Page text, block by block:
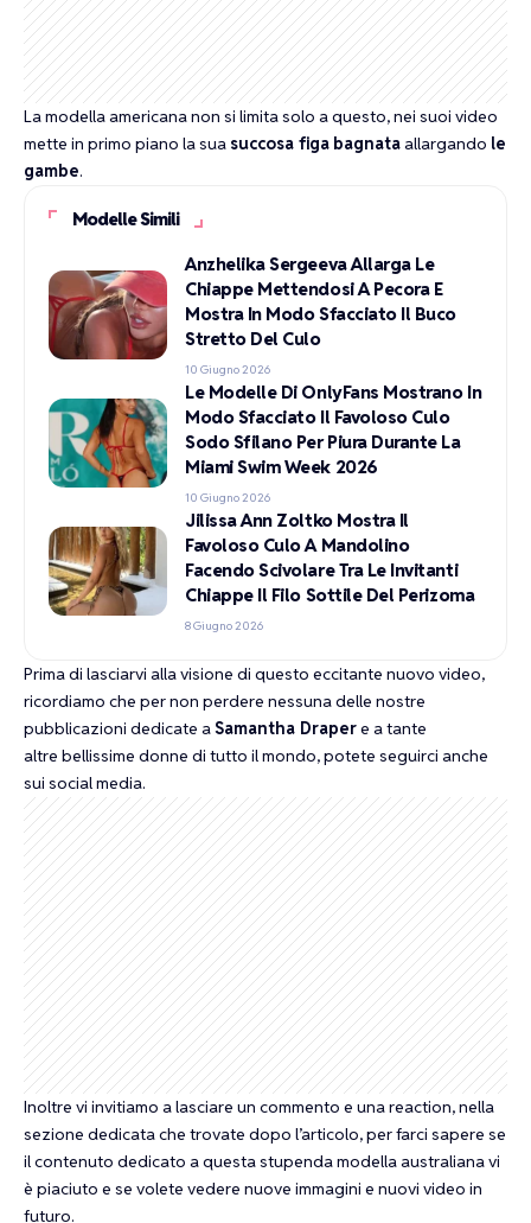
La modella americana non si limita solo a questo, nei suoi video
mette in primo piano la sua succosa figa bagnataallargando le
gambe.
Modelle Simili
Anzhelika Sergeeva Allarga Le
Chiappe Mettendosi A Pecora E
Mostra In Modo Sfacciato Il Buco
Stretto Del Culo
10 Giugno 2026
Le Modelle Di OnlyFans Mostrano In
Modo Sfacciato Il Favoloso Culo
Sodo Sfilano Per Piura Durante La
Miami Swim Week 2026
10 Giugno 2026
Jilissa Ann Zoltko Mostra Il
Favoloso Culo A Mandolino
Facendo Scivolare Tra Le Invitanti
Chiappe Il Filo Sottile Del Perizoma
8 Giugno 2026
Prima di lasciarvi alla visione di questo eccitante nuovo video,
ricordiamo che per non perdere nessuna delle nostre
pubblicazioni dedicate aSamantha Drapere a tante
altre bellissime donne di tutto il mondo, potete seguirci anche
sui social media.
Inoltre vi invitiamo a lasciare un commento e una reaction, nella
sezione dedicata che trovate dopo l’articolo, per farci sapere se
il contenuto dedicato a questa stupenda modella australiana vi
è piaciuto e se volete vedere nuove immagini e nuovi video in
futuro.